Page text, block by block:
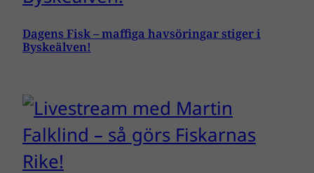
Dagens Fisk – maffiga havsöringar stiger i
Byskeälven!